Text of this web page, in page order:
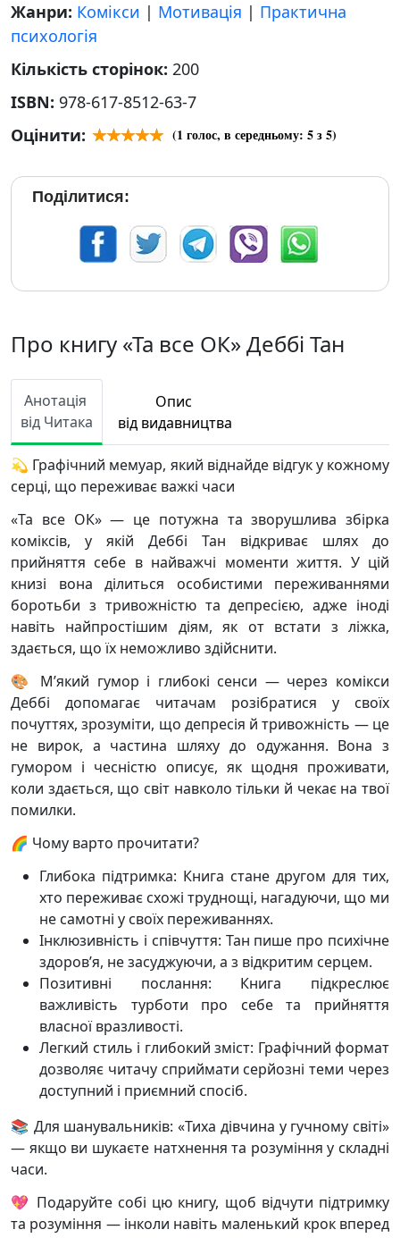
Жанри: Комікси | Мотивація | Практична
психологія
Кількість сторінок: 200
ISBN: 978-617-8512-63-7
Оцінити:
(1 голос, в середньому: 5з 5)
Поділитися:
Про книгу «Та все ОК» Деббі Тан
Анотація
від Читака
Опис
від видавництва
💫 Графічний мемуар, який віднайде відгук у кожному
серці, що переживає важкі часи
«Та все ОК» — це потужна та зворушлива збірка
коміксів, у якій Деббі Тан відкриває шлях до
прийняття себе в найважчі моменти життя. У цій
книзі вона ділиться особистими переживаннями
боротьби з тривожністю та депресією, адже іноді
навіть найпростішим діям, як от встати з ліжка,
здається, що їх неможливо здійснити.
🎨 М’який гумор і глибокі сенси — через комікси
Деббі допомагає читачам розібратися у своїх
почуттях, зрозуміти, що депресія й тривожність — це
не вирок, а частина шляху до одужання. Вона з
гумором і чесністю описує, як щодня проживати,
коли здається, що світ навколо тільки й чекає на твої
помилки.
🌈 Чому варто прочитати?
Глибока підтримка: Книга стане другом для тих,
хто переживає схожі труднощі, нагадуючи, що ми
не самотні у своїх переживаннях.
Інклюзивність і співчуття: Тан пише про психічне
здоров’я, не засуджуючи, а з відкритим серцем.
Позитивні послання: Книга підкреслює
важливість турботи про себе та прийняття
власної вразливості.
Легкий стиль і глибокий зміст: Графічний формат
дозволяє читачу сприймати серйозні теми через
доступний і приємний спосіб.
📚 Для шанувальників: «Тиха дівчина у гучному світі»
— якщо ви шукаєте натхнення та розуміння у складні
часи.
💖 Подаруйте собі цю книгу, щоб відчути підтримку
та розуміння — інколи навіть маленький крок вперед